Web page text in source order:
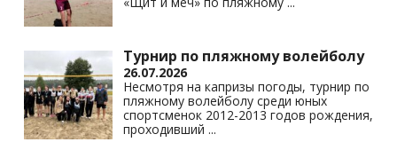
Турнир по пляжному волейболу
26.07.2026
Несмотря на капризы погоды, турнир по
пляжному волейболу среди юных
спортсменок 2012-2013 годов рождения,
проходивший ...